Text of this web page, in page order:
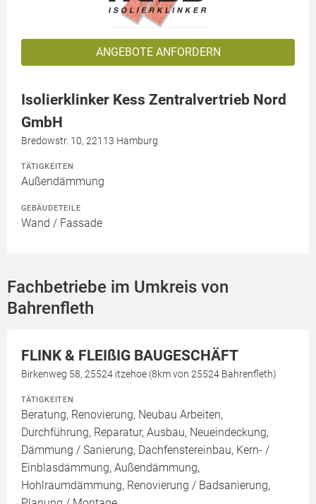
ANGEBOTE ANFORDERN
Isolierklinker Kess Zentralvertrieb Nord
GmbH
Bredowstr. 10, 22113 Hamburg
TÄTIGKEITEN
Außendämmung
GEBÄUDETEILE
Wand / Fassade
Fachbetriebe im Umkreis von
Bahrenfleth
FLINK & FLEIßIG BAUGESCHÄFT
Birkenweg 58, 25524 itzehoe (8km von 25524 Bahrenfleth)
TÄTIGKEITEN
Beratung, Renovierung, Neubau Arbeiten,
Durchführung, Reparatur, Ausbau, Neueindeckung,
Dämmung / Sanierung, Dachfenstereinbau, Kern- /
Einblasdämmung, Außendämmung,
Hohlraumdämmung, Renovierung / Badsanierung,